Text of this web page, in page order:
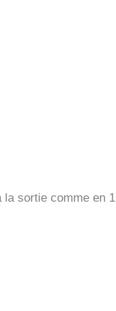
la sortie comme en 1